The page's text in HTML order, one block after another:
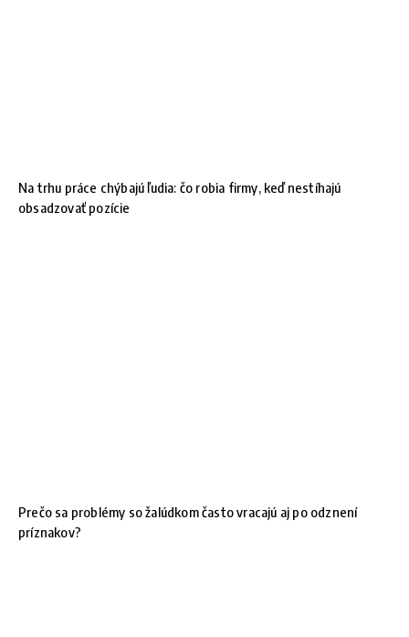
Na trhu práce chýbajú ľudia: čo robia firmy, keď nestíhajú
obsadzovať pozície
Prečo sa problémy so žalúdkom často vracajú aj po odznení
príznakov?